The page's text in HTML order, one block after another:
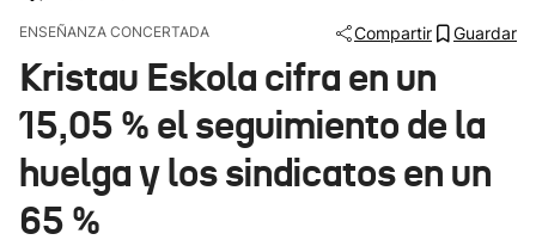
Ikusmiran
Eguraldia
ENSEÑANZA CONCERTADA Compartir Guardar
Kristau Eskola cifra en un
15,05 % el seguimiento de la
huelga y los sindicatos en un
65 %